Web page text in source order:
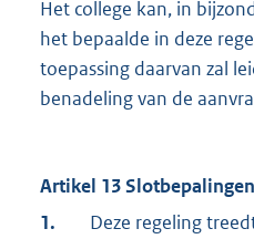
Het college kan, in
het bepaalde in deze
toepassing daarvan zal
benadeling van de
Artikel 13 Slotbepalingen
1.
Deze regeling